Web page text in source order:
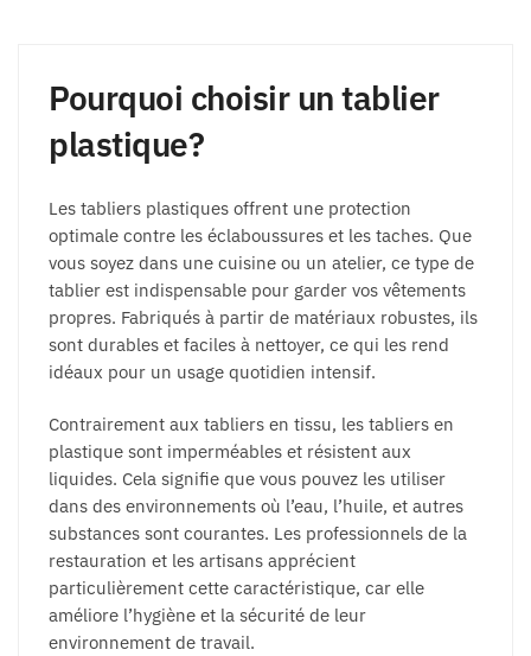
Pourquoi choisir un tablier
plastique?
Les tabliers plastiques offrent une protection
optimale contre les éclaboussures et les taches. Que
vous soyez dans une cuisine ou un atelier, ce type de
tablier est indispensable pour garder vos vêtements
propres. Fabriqués à partir de matériaux robustes, ils
sont durables et faciles à nettoyer, ce qui les rend
idéaux pour un usage quotidien intensif.
Contrairement aux tabliers en tissu, les tabliers en
plastique sont imperméables et résistent aux
liquides. Cela signifie que vous pouvez les utiliser
dans des environnements où l’eau, l’huile, et autres
substances sont courantes. Les professionnels de la
restauration et les artisans apprécient
particulièrement cette caractéristique, car elle
améliore l’hygiène et la sécurité de leur
environnement de travail.